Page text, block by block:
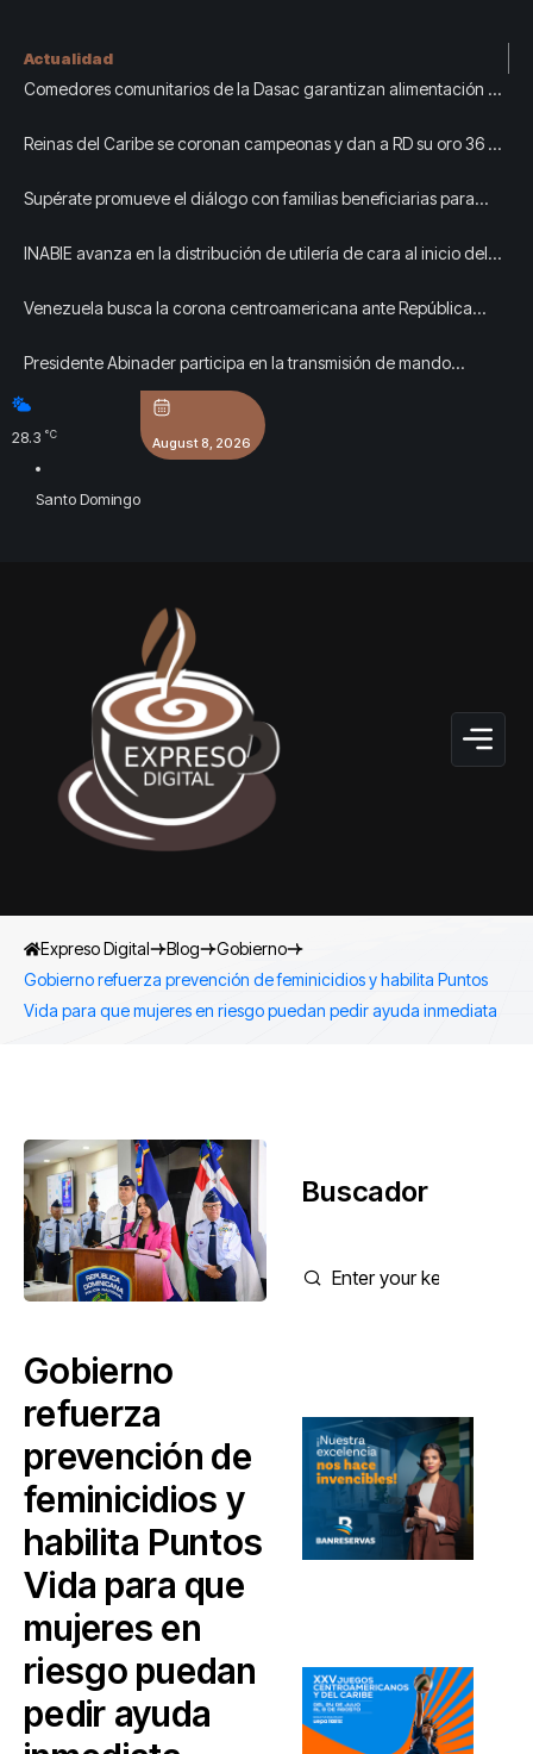
Actualidad
Comedores comunitarios de la Dasac garantizan alimentación de
Caribe
Reinas del Caribe se coronan campeonas y dan a RD su oro 36 en
Supérate promueve el diálogo con familias beneficiarias para
INABIE avanza en la distribución de utilería de cara al inicio del
Venezuela busca la corona centroamericana ante República
Presidente Abinader participa en la transmisión de mando
presidencial de Abelardo de la Espriella, en Colombia
28.3 °C
Santo Domingo
August 8, 2026
Expreso Digital Blog
Gobierno
Gobierno refuerza prevención de feminicidios y habilita Puntos
Vida para que mujeres en riesgo puedan pedir ayuda inmediata
Gobierno
refuerza
prevención de
feminicidios y
habilita Puntos
Vida para que
mujeres en
riesgo puedan
pedir ayuda
Buscador